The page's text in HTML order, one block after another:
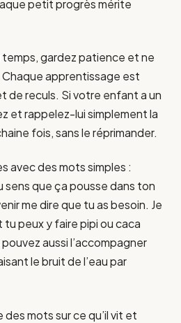
petit progrès mérite
temps, gardez patience et ne
apprentissage est
de reculs. Si votre enfant a un
et rappelez-lui simplement la
fois, sans le réprimander.
avec des mots simples :
sens que ça pousse dans ton
me dire que tu as besoin. Je
tu peux y faire pipi ou caca
aussi l’accompagner
le bruit de l’eau par
mots sur ce qu’il vit et